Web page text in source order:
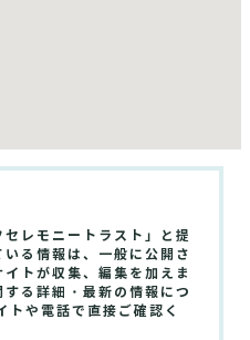
レモニートラスト」と提
る情報は、一般に公開さ
トが収集、編集を加えま
る詳細・最新の情報につ
や電話で直接ご確認く